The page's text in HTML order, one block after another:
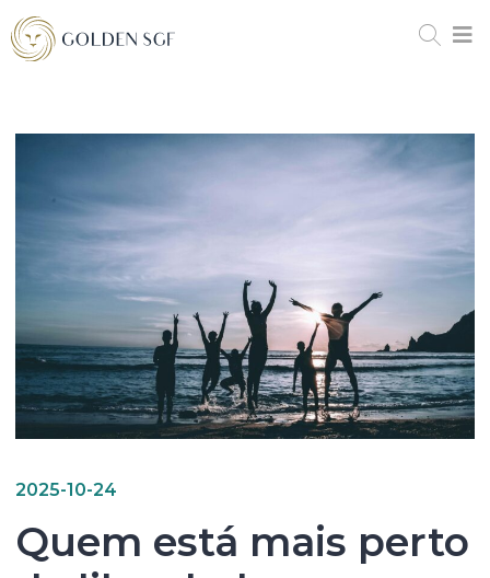
2025-10-24
Quem está mais perto